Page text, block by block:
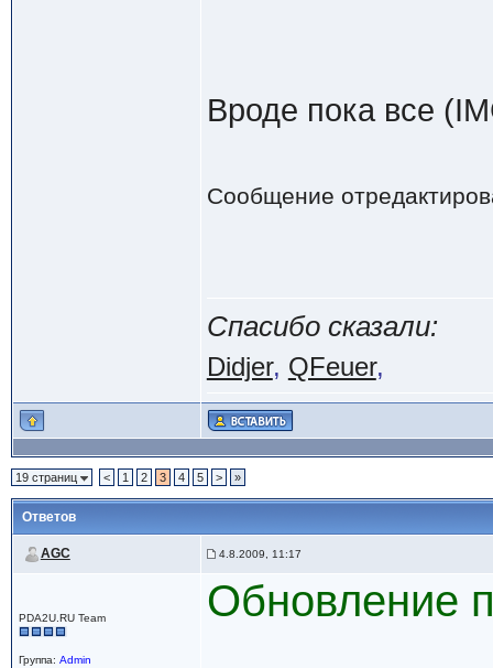
Вроде пока все
Сообщение
Спасибо сказали:
Didjer, QFeuer,
19 страниц < 1 2 3 4 5 > »
Ответов
AGC 4.8.2009, 11:17
PDA2U.RU Team
Группа: Admin
Обновление